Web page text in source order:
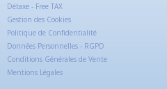
Détaxe - Free TAX
Gestion des Cookies
Politique de Confidentialité
Données Personnelles - RGPD
Conditions Générales de Vente
Mentions Légales